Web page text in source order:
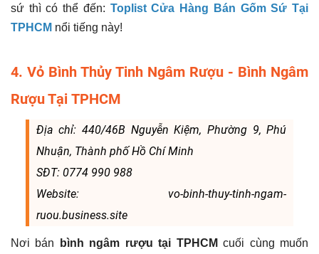
sứ thì có thể đến: Toplist Cửa Hàng Bán Gốm Sứ Tại
TPHCM nổi tiếng này!
4. Vỏ Bình Thủy Tinh Ngâm Rượu - Bình Ngâm
Rượu Tại TPHCM
Địa chỉ: 440/46B Nguyễn Kiệm, Phường 9, Phú
Nhuận, Thành phố Hồ Chí Minh
SĐT: 0774 990 988
Website: vo-binh-thuy-tinh-ngam-
ruou.business.site
Nơi bán bình ngâm rượu tại TPHCM cuối cùng muốn